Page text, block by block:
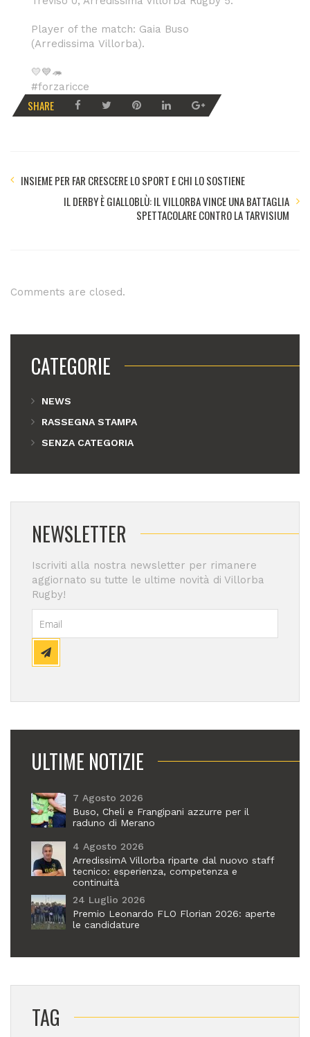
Player of the match: Gaia Buso
(Arredissima Villorba).
💛💙🦔
#forzaricce
SHARE
INSIEME PER FAR CRESCERE LO SPORT E CHI LO SOSTIENE
IL DERBY È GIALLOBLÙ: IL VILLORBA VINCE UNA BATTAGLIA
SPETTACOLARE CONTRO LA TARVISIUM
Comments are closed.
CATEGORIE
NEWS
RASSEGNA STAMPA
SENZA CATEGORIA
NEWSLETTER
Iscriviti alla nostra newsletter per rimanere
aggiornato su tutte le ultime novità di Villorba
Rugby!
ULTIME NOTIZIE
7 Agosto 2026
Buso, Cheli e Frangipani azzurre per il
raduno di Merano
4 Agosto 2026
ArredissimA Villorba riparte dal nuovo staff
tecnico: esperienza, competenza e
continuità
24 Luglio 2026
Premio Leonardo FLO Florian 2026: aperte
le candidature
TAG